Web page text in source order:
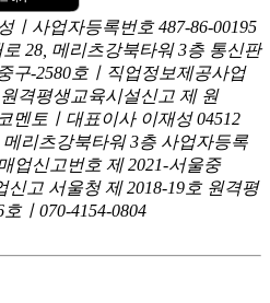
ㅣ사업자등록번호 487-86-00195
28, 메리츠강북타워 3층 통신판
구-2580호ㅣ직업정보제공사업
격평생교육시설신고 제 원
멘토ㅣ대표이사 이재성 04512
리츠강북타워 3층 사업자등록
업신고번호 제 2021-서울중
신고 서울청 제 2018-19호 원격평
ㅣ070-4154-0804